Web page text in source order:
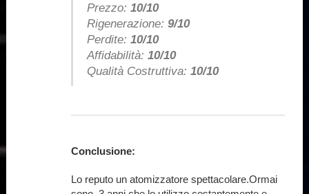
Prezzo: 10/10
Rigenerazione: 9/10
Perdite: 10/10
Affidabilità: 10/10
Qualità Costruttiva: 10/10
Conclusione:
Lo reputo un atomizzatore spettacolare.Ormai